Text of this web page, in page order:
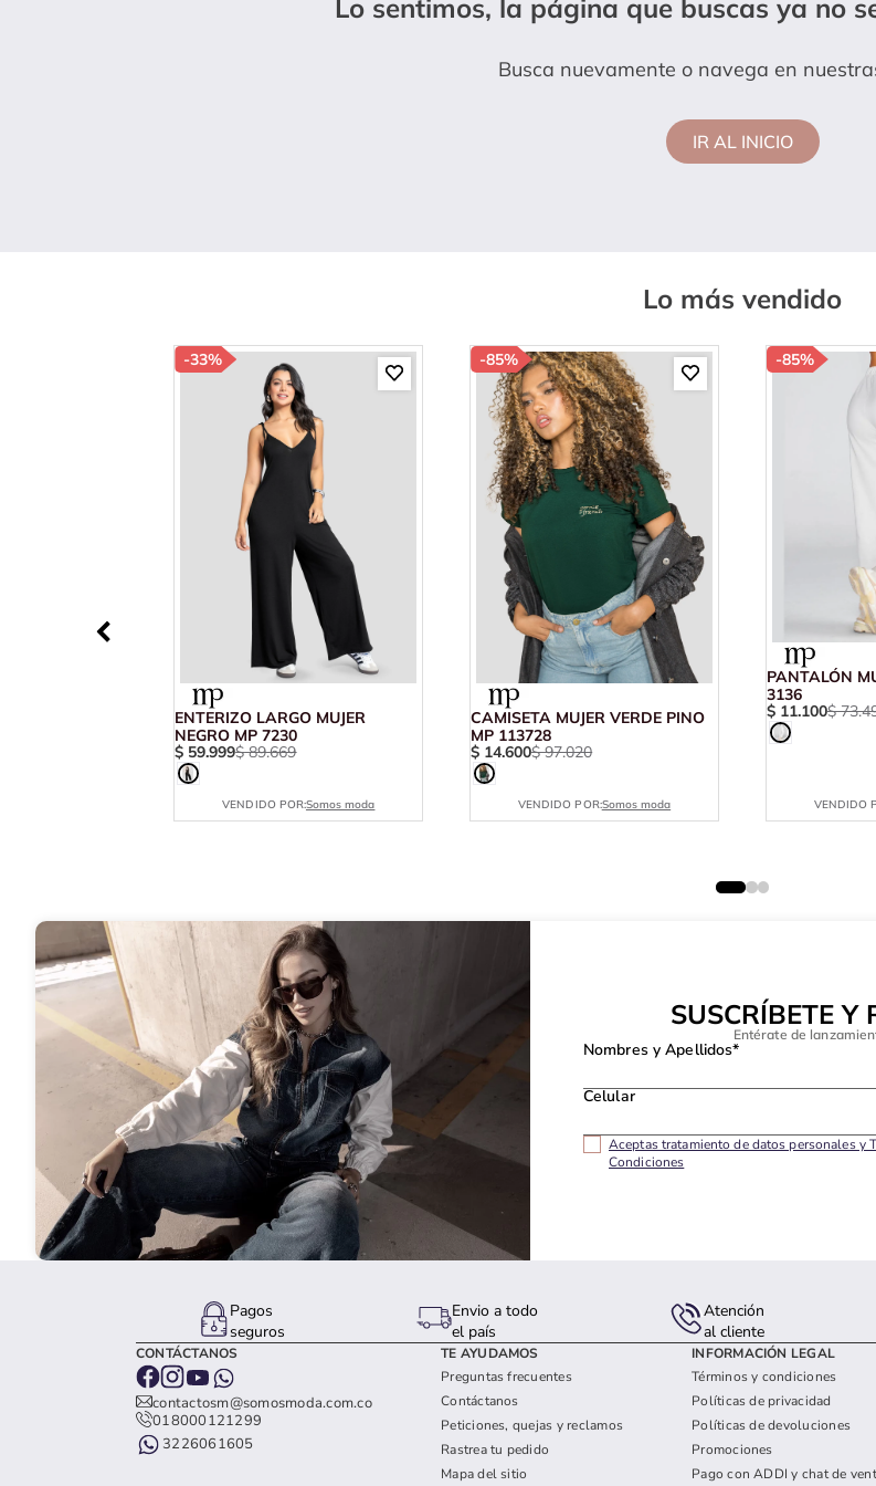
Lo sentimos, la página que buscas ya no
Busca nuevamente o navega en
IR AL INICIO
Lo más vendido
-33%
ENTERIZO LARGO MUJER
NEGRO MP 7230
$ 59.999$ 89.669
VENDIDO POR:Somos moda
-85%
CAMISETA MUJER VERDE PINO
MP 113728
$ 14.600$ 97.020
VENDIDO POR:Somos moda
-85%
PANTALÓN
3136
$ 11.100$ 73.
VENDIDO
SUSCRÍBETE Y
Entérate de
Nombres y Apellidos*
Celular
Aceptas tratamiento de datos personales y
Condiciones
Pagos
seguros
Envio a todo
el país
Atención
al cliente
CONTÁCTANOS
contactosm@somosmoda.com.co
018000121299
3226061605
TE AYUDAMOS
Preguntas frecuentes
Contáctanos
Peticiones, quejas y reclamos
Rastrea tu pedido
Mapa del sitio
INFORMACIÓN LEGAL
Términos y condiciones
Políticas de privacidad
Políticas de devoluciones
Promociones
Pago con ADDI y chat de
10. blanco